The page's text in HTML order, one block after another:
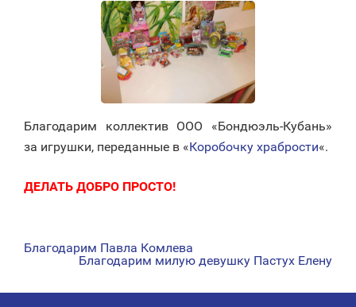
Благодарим коллектив ООО «Бондюэль-Кубань»
за игрушки, переданные в «Коробочку храбрости«.
ДЕЛАТЬ ДОБРО ПРОСТО!
НАВИГАЦИЯ
Благодарим Павла Комлева
Благодарим милую девушку Пастух Елену